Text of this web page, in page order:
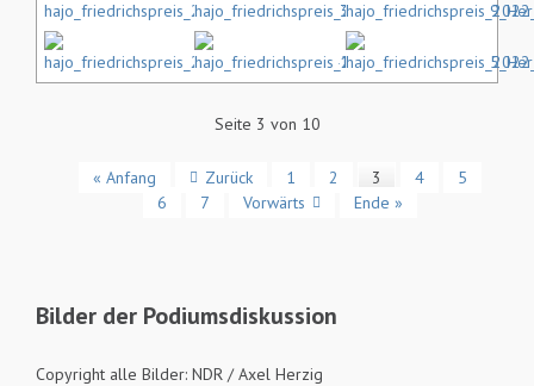
Seite 3 von 10
« Anfang Zurück 1 2 3 4
5
6
7 Vorwärts Ende »
Bilder der Podiumsdiskussion
Copyright alle Bilder: NDR / Axel Herzig